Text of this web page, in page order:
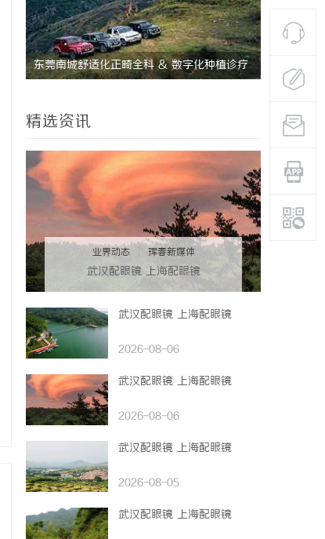
东莞南城舒适化正畸全科 & 数字化种植诊疗 武汉配眼
精选资讯
业界动态 珲春新媒体
武汉配眼镜 上海配眼镜
武汉配眼镜 上海配眼镜
2026-08-06
武汉配眼镜 上海配眼镜
2026-08-06
武汉配眼镜 上海配眼镜
2026-08-05
武汉配眼镜 上海配眼镜